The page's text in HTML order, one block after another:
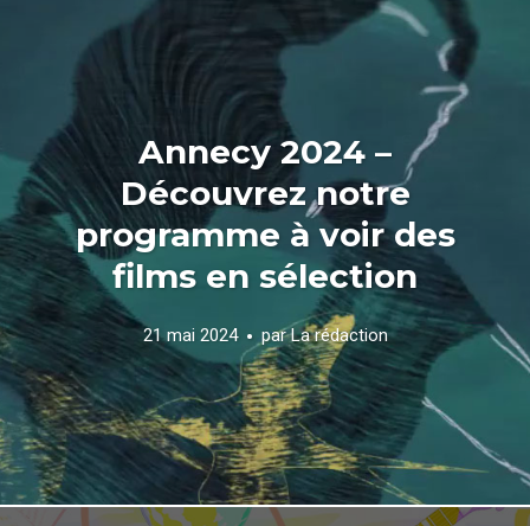
Annecy 2024 –
Découvrez notre
programme à voir des
films en sélection
21 mai 2024 parLa rédaction